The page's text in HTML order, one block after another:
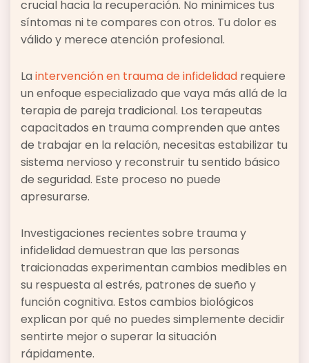
crucial hacia la recuperación. No minimices tus
síntomas ni te compares con otros. Tu dolor es
válido y merece atención profesional.
La intervención en trauma de infidelidad requiere
un enfoque especializado que vaya más allá de la
terapia de pareja tradicional. Los terapeutas
capacitados en trauma comprenden que antes
de trabajar en la relación, necesitas estabilizar tu
sistema nervioso y reconstruir tu sentido básico
de seguridad. Este proceso no puede
apresurarse.
Investigaciones recientes sobre trauma y
infidelidad demuestran que las personas
traicionadas experimentan cambios medibles en
su respuesta al estrés, patrones de sueño y
función cognitiva. Estos cambios biológicos
explican por qué no puedes simplemente decidir
sentirte mejor o superar la situación
rápidamente.